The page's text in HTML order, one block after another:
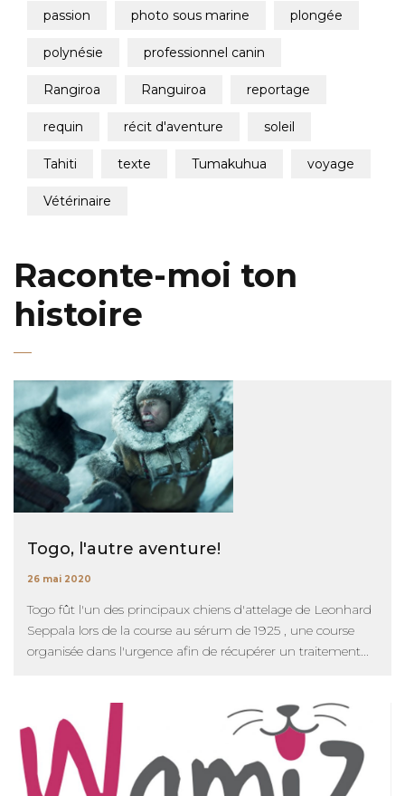
passion photo sous marine plongée
polynésie professionnel canin
rangiroa ranguiroa reportage
requin récit d'aventure soleil
tahiti texte tumakuhua voyage
vétérinaire
Raconte-moi ton
histoire
Togo, l'autre aventure!
26 mai 2020
Togo fût l'un des principaux chiens d'attelage de Leonhard
Seppala lors de la course au sérum de 1925 , une course
organisée dans l'urgence afin de récupérer un traitement...